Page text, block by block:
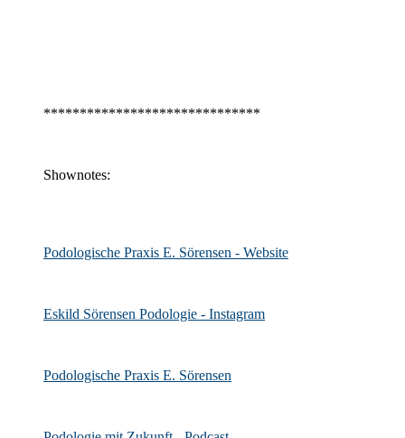
******************************
Shownotes:
Podologische Praxis E. Sörensen - Website
Eskild Sörensen Podologie - Instagram
Podologische Praxis E. Sörensen